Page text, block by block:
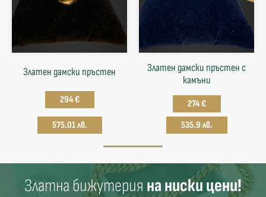
Златен дамски пръстен
294 €
575.01 лв.
Златен дамски пръстен с
камъни
274 €
535.9 лв.
Златна бижутерия на ниски цени!